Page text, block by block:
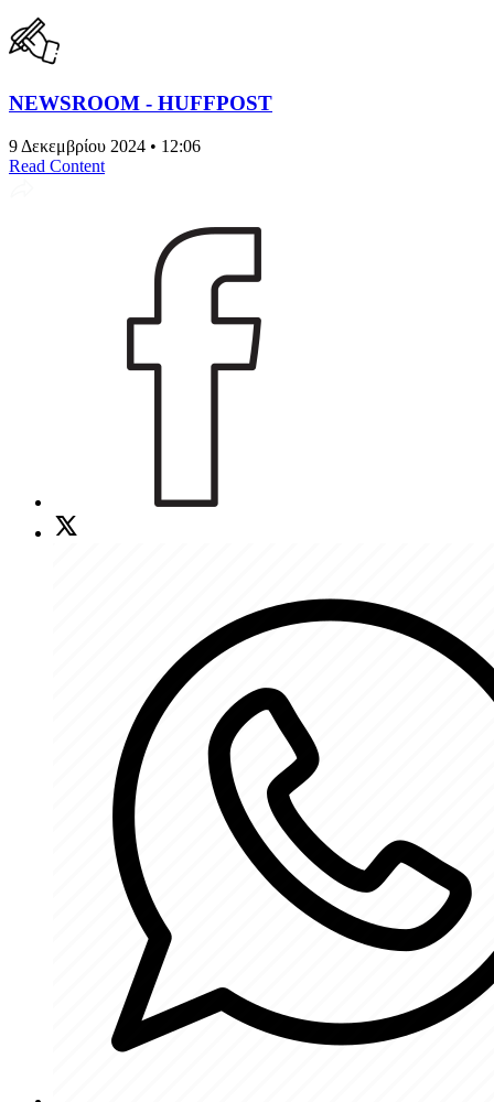
NEWSROOM - HUFFPOST
9 Δεκεμβρίου 2024 • 12:06
Read Content